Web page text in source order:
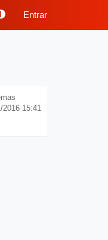
Entrar
2016 15:41